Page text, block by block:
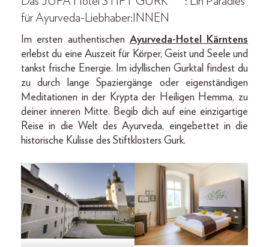
für Ayurveda-Liebhaber:INNEN
Im ersten authentischen Ayurveda-Hotel Kärntens
erlebst du eine Auszeit für Körper, Geist und Seele und
tankst frische Energie. Im idyllischen Gurktal findest du
zu durch lange Spaziergänge oder eigenständigen
Meditationen in der Krypta der Heiligen Hemma, zu
deiner inneren Mitte. Begib dich auf eine einzigartige
Reise in die Welt des Ayurveda, eingebettet in die
historische Kulisse des Stiftklosters Gurk.